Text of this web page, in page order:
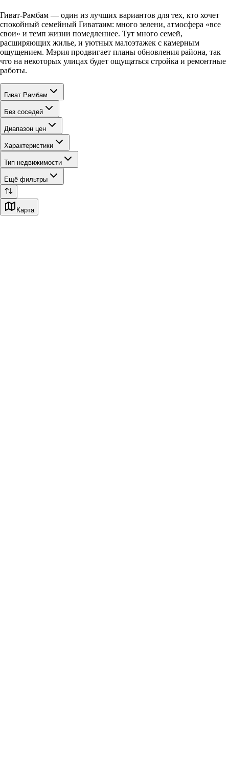
Гиват-Рамбам — один из лучших вариантов для тех, кто хочет
спокойный семейный Гиватаим: много зелени, атмосфера «все
свои» и темп жизни помедленнее. Тут много семей,
расширяющих жилье, и уютных малоэтажек с камерным
ощущением. Мэрия продвигает планы обновления района, так
что на некоторых улицах будет ощущаться стройка и ремонтные
работы.
Гиват Рамбам
Без соседей
Диапазон цен
Характеристики
Тип недвижимости
Ещё фильтры
Карта